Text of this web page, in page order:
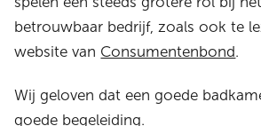
betrouwbaar bedrijf, zoals ook te
website van Consumentenbond.
Wij geloven dat een goede
goede begeleiding.